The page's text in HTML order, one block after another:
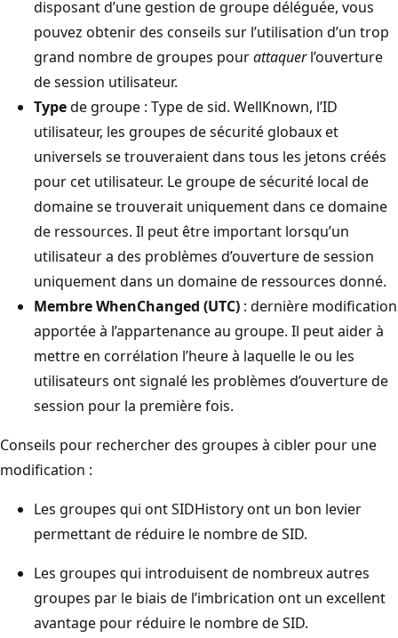
disposant d’une gestion de groupe déléguée, vous
pouvez obtenir des conseils sur l’utilisation d’un trop
grand nombre de groupes pourattaquerl’ouverture
de session utilisateur.
Typede groupe : Type de sid. WellKnown, l’ID
utilisateur, les groupes de sécurité globaux et
universels se trouveraient dans tous les jetons créés
pour cet utilisateur. Le groupe de sécurité local de
domaine se trouverait uniquement dans ce domaine
de ressources. Il peut être important lorsqu’un
utilisateur a des problèmes d’ouverture de session
uniquement dans un domaine de ressources donné.
Membre WhenChanged (UTC) : dernière modification
apportée à l’appartenance au groupe. Il peut aider à
mettre en corrélation l’heure à laquelle le ou les
utilisateurs ont signalé les problèmes d’ouverture de
session pour la première fois.
Conseils pour rechercher des groupes à cibler pour une
modification :
Les groupes qui ont SIDHistory ont un bon levier
permettant de réduire le nombre de SID.
Les groupes qui introduisent de nombreux autres
groupes par le biais de l’imbrication ont un excellent
avantage pour réduire le nombre de SID.